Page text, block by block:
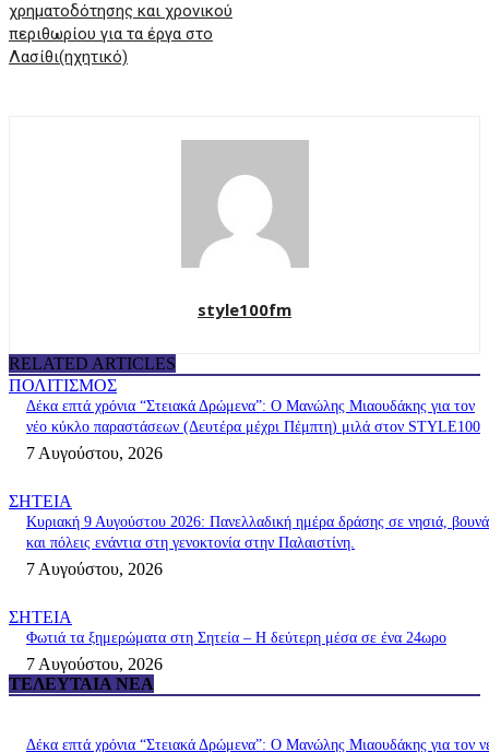
χρηματοδότησης και χρονικού
περιθωρίου για τα έργα στο
Λασίθι(ηχητικό)
style100fm
RELATED ARTICLES
ΠΟΛΙΤΙΣΜΟΣ
Δέκα επτά χρόνια “Στειακά Δρώμενα”: Ο Μανώλης Μιαουδάκης για τον
νέο κύκλο παραστάσεων (Δευτέρα μέχρι Πέμπτη) μιλά στον STYLE100
7 Αυγούστου, 2026
ΣΗΤΕΙΑ
Κυριακή 9 Αυγούστου 2026: Πανελλαδική ημέρα δράσης σε νησιά, βουνά
και πόλεις ενάντια στη γενοκτονία στην Παλαιστίνη.
7 Αυγούστου, 2026
ΣΗΤΕΙΑ
Φωτιά τα ξημερώματα στη Σητεία – Η δεύτερη μέσα σε ένα 24ωρο
7 Αυγούστου, 2026
ΤΕΛΕΥΤΑΊΑ ΝΈΑ
Δέκα επτά χρόνια “Στειακά Δρώμενα”: Ο Μανώλης Μιαουδάκης για τον